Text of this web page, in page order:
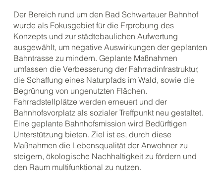
Der Bereich rund um den Bad Schwartauer Bahnhof
wurde als Fokusgebiet für die Erprobung des
Konzepts und zur städtebaulichen Aufwertung
ausgewählt, um negative Auswirkungen der geplanten
Bahntrasse zu mindern. Geplante Maßnahmen
umfassen die Verbesserung der Fahrradinfrastruktur,
die Schaffung eines Naturpfads im Wald, sowie die
Begrünung von ungenutzten Flächen.
Fahrradstellplätze werden erneuert und der
Bahnhofsvorplatz als sozialer Treffpunkt neu gestaltet.
Eine geplante Bahnhofsmission wird Bedürftigen
Unterstützung bieten. Ziel ist es, durch diese
Maßnahmen die Lebensqualität der Anwohner zu
steigern, ökologische Nachhaltigkeit zu fördern und
den Raum multifunktional zu nutzen.